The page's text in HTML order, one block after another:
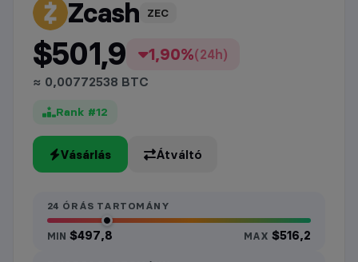
Zcash árfolyam
ZEC
$501,9 1,90%(24h)
≈ 0,00772538 BTC
Rank #12
Vásárlás Átváltó
24 ÓRÁS TARTOMÁNY
MIN $497,8 MAX $516,2